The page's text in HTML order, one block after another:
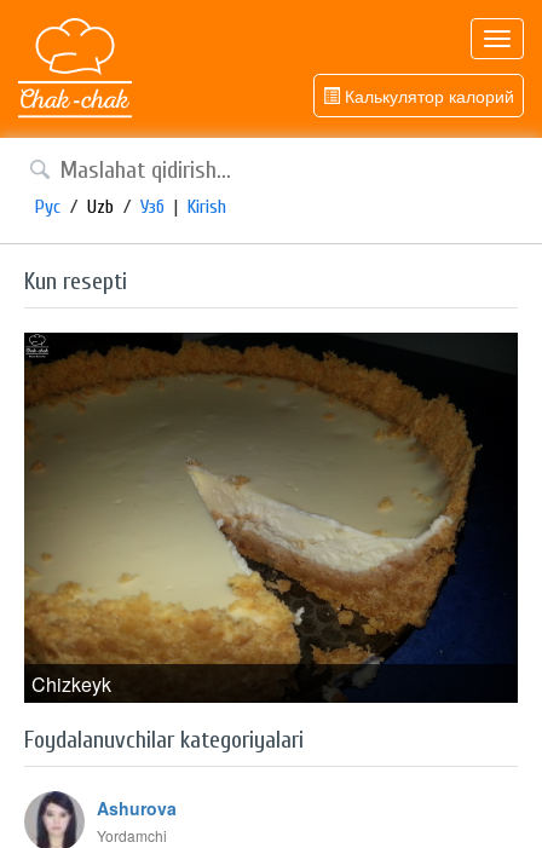
Калькулятор калорий
Рус / Uzb / Узб | Kirish
Kun resepti
Chizkeyk
Foydalanuvchilar kategoriyalari
Ashurova
Yordamchi